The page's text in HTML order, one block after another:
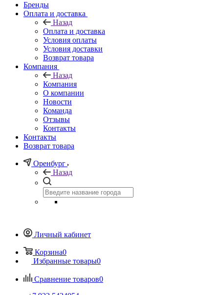
Бренды
Оплата и доставка
Назад
Оплата и доставка
Условия оплаты
Условия доставки
Возврат товара
Компания
Назад
Компания
О компании
Новости
Команда
Отзывы
Контакты
Контакты
Возврат товара
Оренбург
Назад
Личный кабинет
Корзина0
Избранные товары0
Сравнение товаров0